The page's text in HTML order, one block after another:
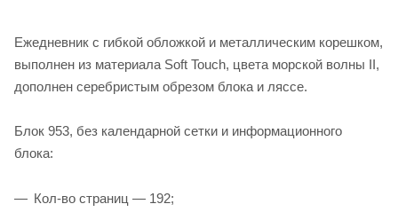
Ежедневник с гибкой обложкой и металлическим корешком,
выполнен из материала Soft Touch, цвета морской волны II,
дополнен серебристым обрезом блока и ляссе.
Блок 953, без календарной сетки и информационного
блока:
Кол-во страниц — 192;